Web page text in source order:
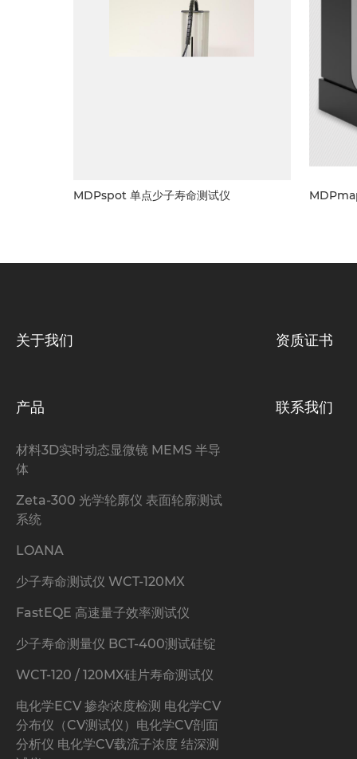
MDPspot 单点少子寿命测试仪
关于我们 资质证书
产品
材料3D实时动态显微镜 MEMS 半导
体
Zeta-300 光学轮廓仪 表面轮廓测试
系统
LOANA
少子寿命测试仪 WCT-120MX
FastEQE 高速量子效率测试仪
少子寿命测量仪 BCT-400测试硅锭
WCT-120 / 120MX硅片寿命测试仪
电化学ECV 掺杂浓度检测 电化学CV
分布仪（CV测试仪）电化学CV剖面
分析仪 电化学CV载流子浓度 结深测
联系我们